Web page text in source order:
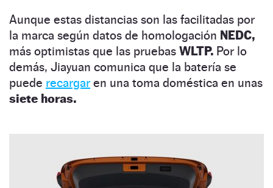
Aunque estas distancias son las facilitadas por
la marca según datos de homologación NEDC,
más optimistas que las pruebas WLTP. Por lo
demás, Jiayuan comunica que la batería se
puede recargar en una toma doméstica en unas
siete horas.